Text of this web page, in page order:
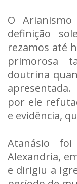
O
definição
rezamos até
primorosa
doutrina
por ele
e evidência,
Atanásio
Alexandria,
e dirigiu a